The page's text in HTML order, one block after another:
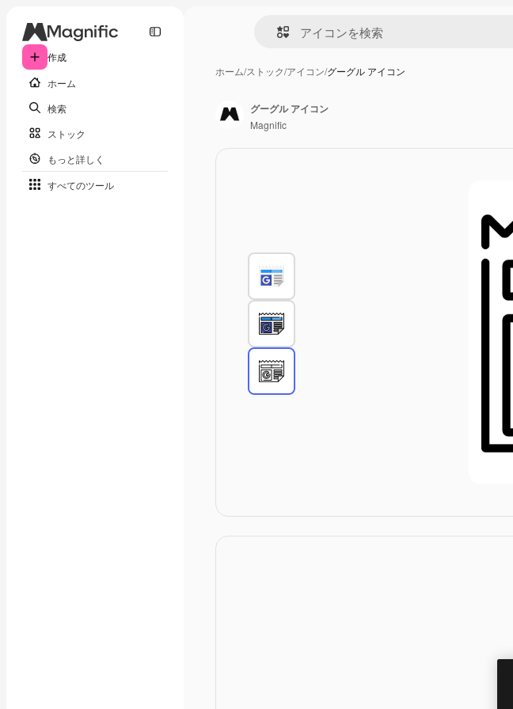
作成
ホーム
検索
ストック
もっと詳しく
すべてのツール
ホーム/ストック/アイコン/グーグル アイコン
グーグル アイコン
Magnific